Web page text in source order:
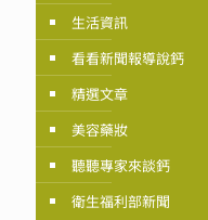
生活資訊
看看新聞報導說鈣
精選文章
美容藥妝
聽聽專家來談鈣
衛生福利部新聞